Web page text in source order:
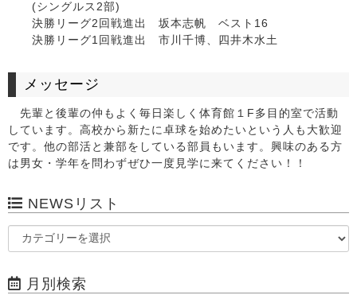
(シングルス2部)
決勝リーグ2回戦進出 坂本志帆 ベスト16
決勝リーグ1回戦進出 市川千博、四井木水土
メッセージ
先輩と後輩の仲もよく毎日楽しく体育館１F多目的室で活動
しています。高校から新たに卓球を始めたいという人も大歓迎
です。他の部活と兼部をしている部員もいます。興味のある方
は男女・学年を問わずぜひ一度見学に来てください！！
NEWSリスト
月別検索